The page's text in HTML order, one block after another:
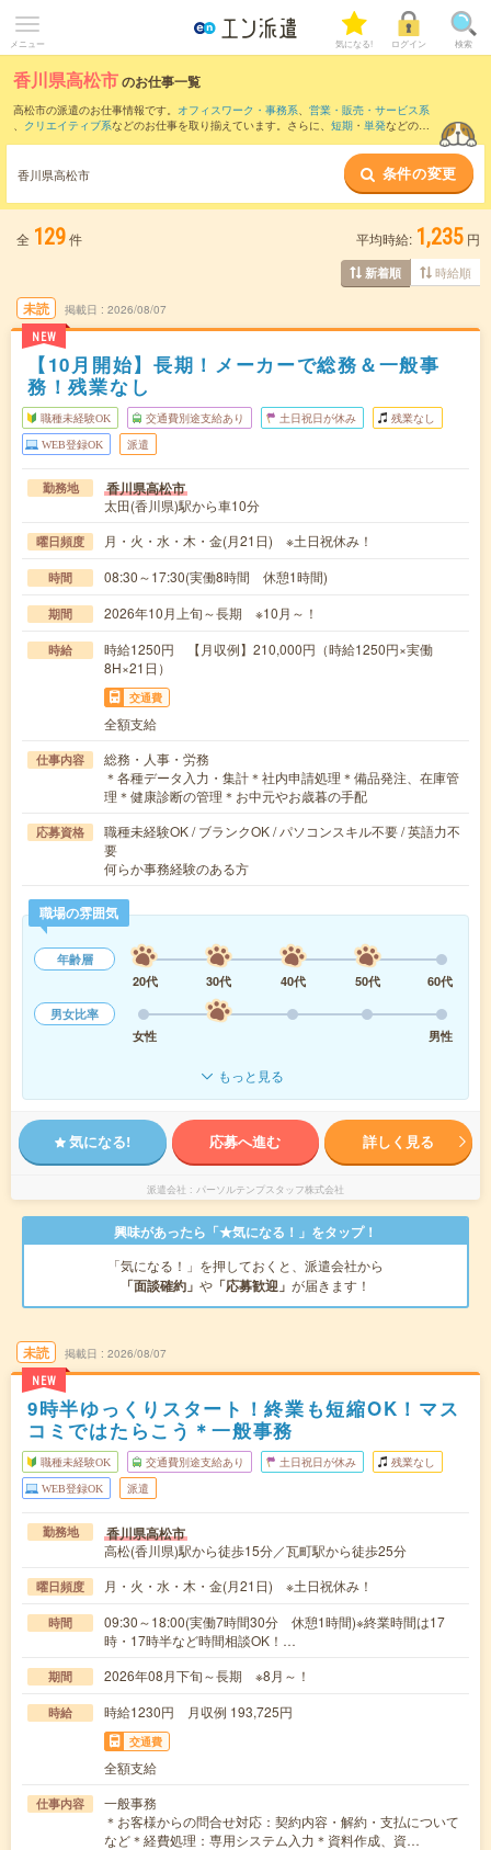
メニュー 気になる! ログイン 検索
香川県高松市のお仕事一覧
高松市の派遣のお仕事情報です。 オフィスワーク・事務系、 営業・販売・サービス系
、 クリエイティブ系などのお仕事を取り揃えています。さらに、 短期 ・ 単発などの期
また、綾歌郡・ など隣接エリアのお仕事もご確認いただけます。
香川県高松市 条件の変更
全 129件 平均時給: 1,235 円
新着順 時給順
未読
NEW
掲載日 2026/08/07
【10月開始】長期！メーカーで総務＆一般事
務！残業なし
職種未経験OK 交通費別途支給あり 土日祝日が休み 残業なし
WEB登録OK 派遣
勤務地 香川県高松市
太田(香川県)駅から車10分
曜日頻度 月・火・水・木・金(月21日) ※土日祝休み！
時間 08:30～17:30(実働8時間 休憩1時間)
期間 2026年10月上旬～長期 ※10月～！
時給
時給1250円 【月収例】210,000円（時給1250円×実働
8H×21日）
交通費
全額支給
仕事内容
総務・人事・労務
＊各種データ入力・集計＊社内申請処理＊備品発注、在庫管
理＊健康診断の管理＊お中元やお歳暮の手配
応募資格
職種未経験OK / ブランクOK / パソコンスキル不要 / 英語力不
要
何らか事務経験のある方
職場の雰囲気
年齢層
20代
30代 40代 50代
60代
男女比率
女性
男性
もっと見る
気になる! 応募へ進む 詳しく見る
派遣会社 パーソルテンプスタッフ株式会社
興味があったら「★気になる！」をタップ！
「気になる！」を押しておくと、派遣会社から
「面談確約」 や 「応募歓迎」 が届きます！
未読
NEW
掲載日 2026/08/07
9時半ゆっくりスタート！終業も短縮OK！マス
コミではたらこう＊一般事務
職種未経験OK 交通費別途支給あり 土日祝日が休み 残業なし
WEB登録OK 派遣
勤務地 香川県高松市
高松(香川県)駅から徒歩15分／瓦町駅から徒歩25分
曜日頻度 月・火・水・木・金(月21日) ※土日祝休み！
時間
09:30～18:00(実働7時間30分 休憩1時間)※終業時間は17
時・17時半など時間相談OK！…
期間 2026年08月下旬～長期 ※8月～！
時給 時給1230円 月収例 193,725円
交通費
全額支給
仕事内容
一般事務
＊お客様からの問合せ対応：契約内容・解約・支払について
など＊経費処理：専用システム入力＊資料作成、資…